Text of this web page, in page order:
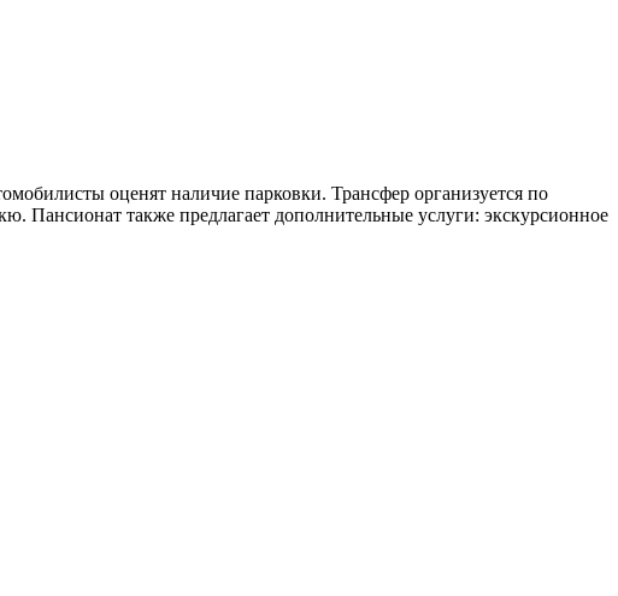
оценят наличие парковки. Трансфер организуется по
Пансионат также предлагает дополнительные услуги: экскурсионное